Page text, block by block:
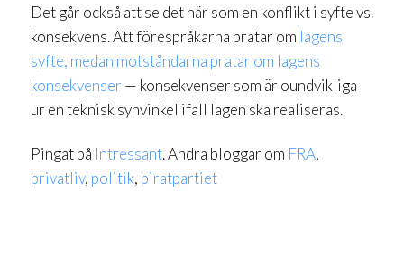
Det går också att se det här som en konflikt i syfte vs.
konsekvens. Att förespråkarna pratar om lagens
syfte, medan motståndarna pratar om lagens
konsekvenser — konsekvenser som är oundvikliga
ur en teknisk synvinkel ifall lagen ska realiseras.
Pingat på Intressant. Andra bloggar om FRA,
privatliv, politik, piratpartiet